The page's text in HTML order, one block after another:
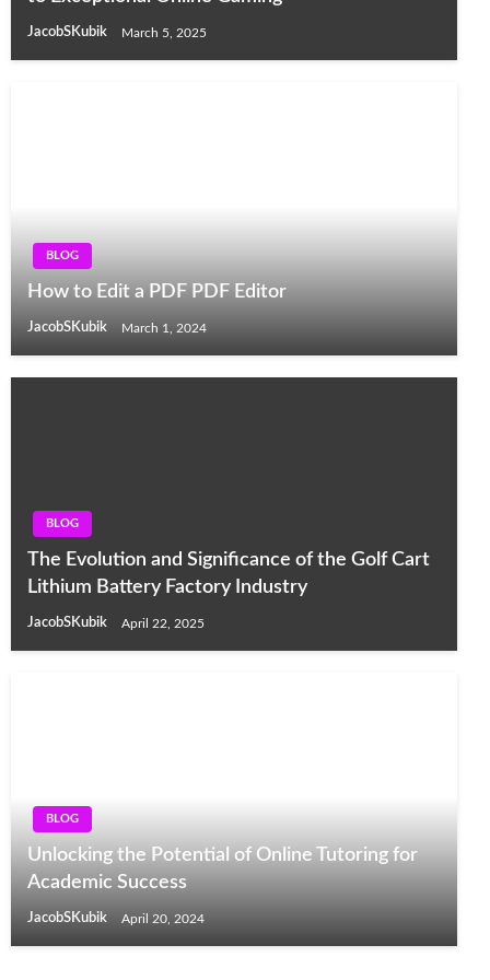
JacobSKubik March 5, 2025
BLOG
How to Edit a PDF PDF Editor
JacobSKubik March 1, 2024
BLOG
The Evolution and Significance of the Golf Cart
Lithium Battery Factory Industry
JacobSKubik April 22, 2025
BLOG
Unlocking the Potential of Online Tutoring for
Academic Success
JacobSKubik April 20, 2024